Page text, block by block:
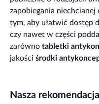
zapobiegania niechcianej
tym, aby ułatwić dostęp
czy nawet w części
zarówno tabletki
jakości środki
Nasza rekomendacja